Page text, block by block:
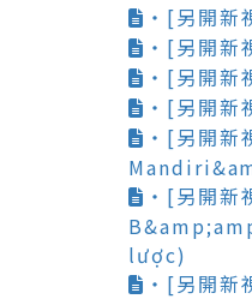
‧[另開新
‧[另開新
‧[另開新
‧[另開
‧[另開
‧[另開新
lược)
‧[另開